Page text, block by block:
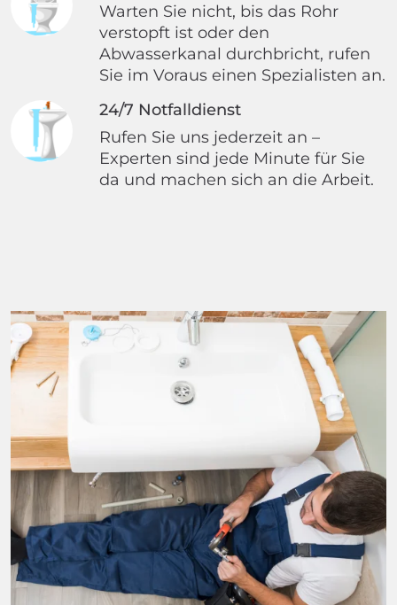
Warten Sie nicht, bis das Rohr
verstopft ist oder den
Abwasserkanal durchbricht, rufen
Sie im Voraus einen Spezialisten an.
24/7 Notfalldienst
Rufen Sie uns jederzeit an –
Experten sind jede Minute für Sie
da und machen sich an die Arbeit.